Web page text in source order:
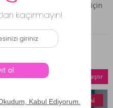
bir duruş arayanlar için
Seçilenleri Karşılaştır
Yeni